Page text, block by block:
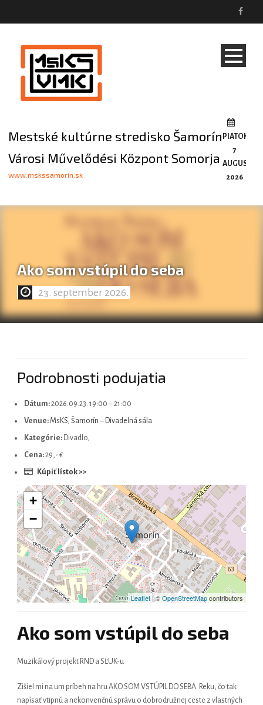
Mestské kultúrne stredisko Šamorín
Városi Művelődési Központ Somorja
www.mskssamorin.sk
PIATOK,
7
AUGUSTA,
2026
Ako som vstúpil do seba
23. september 2026.
Podrobnosti podujatia
Dátum:2026.09.23. 19:00–21:00
Venue: MsKS, Šamorín – Divadelná sála
Kategórie: Divadlo,
Cena:29,- €
Kúpiť lístok >>
+
−
Leaflet| ©OpenStreetMapcontributors
Ako som vstúpil do seba
Muzikálový projekt RND a SĽUK-u
Zišiel mi na um príbeh na hru AKO SOM VSTÚPIL DO SEBA. Reku, čo tak
napísať vtipnú a nekonvenčnú správu o dobrodružnej ceste z vlastných